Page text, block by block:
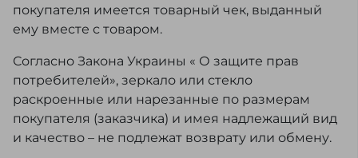
покупателя имеется товарный чек, выданный
ему вместе с товаром.
Согласно Закона Украины « О защите прав
потребителей», зеркало или стекло
раскроенные или нарезанные по размерам
покупателя (заказчика) и имея надлежащий вид
и качество – не подлежат возврату или обмену.